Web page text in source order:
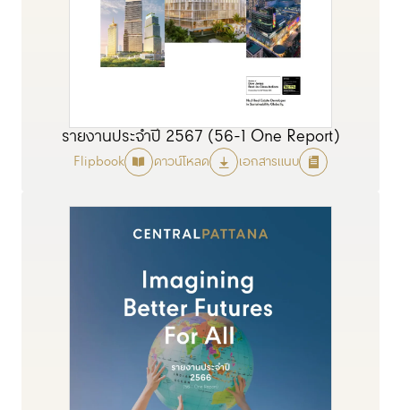
รายงานประจำปี 2567 (56-1 One Report)
Flipbook ดาวน์โหลด เอกสารแนบ